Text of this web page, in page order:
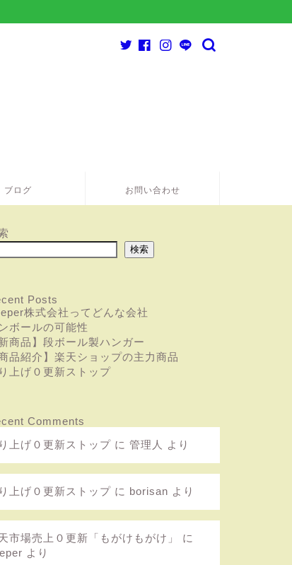
ブログ お問い合わせ
検索
Posts
株式会社ってどんな会社
ボールの可能性
新商品】段ボール製ハンガー
商品紹介】楽天ショップの主力商品
上げ０更新ストップ
Comments
上げ０更新ストップに 管理人 より
上げ０更新ストップに borisan より
市場売上０更新「もがけもがけ」
に
より